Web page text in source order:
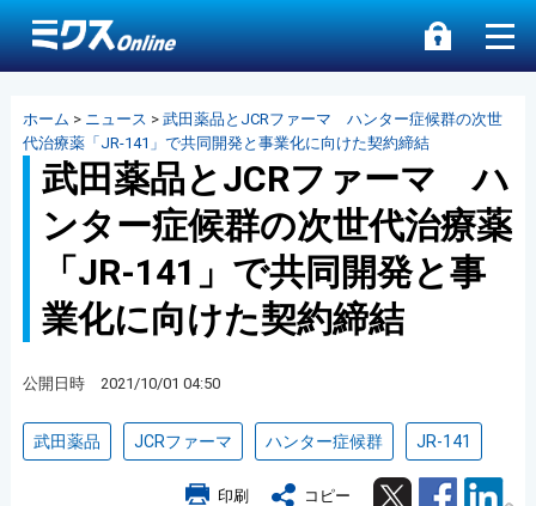
ホーム > ニュース > 武田薬品とJCRファーマ ハンター症候群の次世
代治療薬「JR-141」で共同開発と事業化に向けた契約締結
武田薬品とJCRファーマ ハ
ンター症候群の次世代治療薬
「JR-141」で共同開発と事
業化に向けた契約締結
公開日時 2021/10/01 04:50
武田薬品 JCRファーマ ハンター症候群 JR-141
印刷 コピー Twitter Facebook